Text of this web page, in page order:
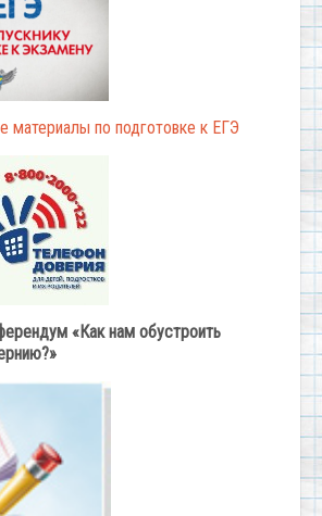
материалы по подготовке к ЕГЭ
«Как нам обустроить